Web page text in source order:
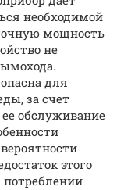
необходимой
мощность
не
для
за счет
обслуживание
этого